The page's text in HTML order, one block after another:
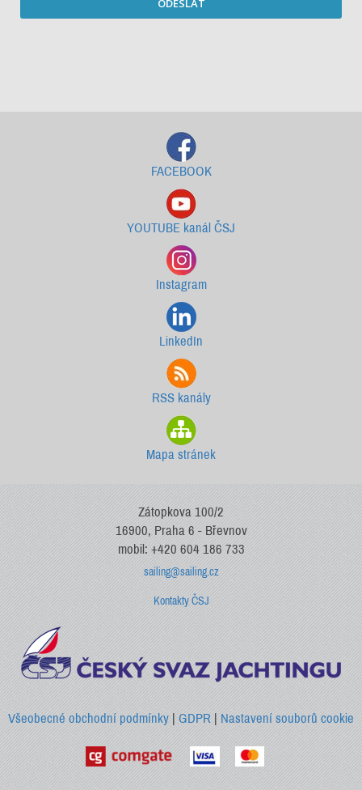
ODESLAT
FACEBOOK
YOUTUBE kanál ČSJ
Instagram
LinkedIn
RSS kanály
Mapa stránek
Zátopkova 100/2
16900, Praha 6 - Břevnov
mobil: +420 604 186 733
sailing@sailing.cz
Kontakty ČSJ
Všeobecné obchodní podmínky| GDPR |Nastavení souborů cookie